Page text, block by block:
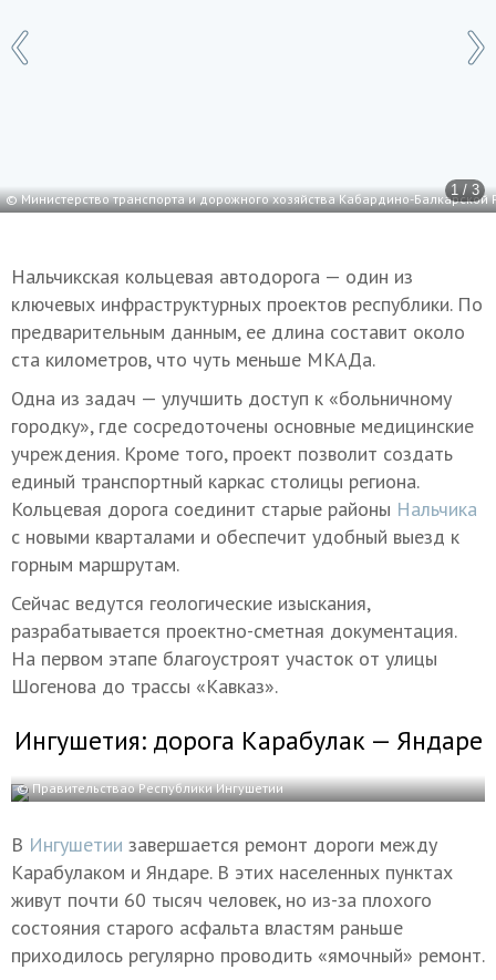
1 / 3
© Министерство транспорта и дорожного хозяйства Кабардино-Балкарской
Нальчикская кольцевая автодорога — один из
ключевых инфраструктурных проектов республики. По
предварительным данным, ее длина составит около
ста километров, что чуть меньше МКАДа.
Одна из задач — улучшить доступ к «больничному
городку», где сосредоточены основные медицинские
учреждения. Кроме того, проект позволит создать
единый транспортный каркас столицы региона.
Кольцевая дорога соединит старые районы Нальчика
с новыми кварталами и обеспечит удобный выезд к
горным маршрутам.
Сейчас ведутся геологические изыскания,
разрабатывается проектно-сметная документация.
На первом этапе благоустроят участок от улицы
Шогенова до трассы «Кавказ».
Ингушетия: дорога Карабулак — Яндаре
© Правительствао Республики Ингушетии
В Ингушетии завершается ремонт дороги между
Карабулаком и Яндаре. В этих населенных пунктах
живут почти 60 тысяч человек, но из-за плохого
состояния старого асфальта властям раньше
приходилось регулярно проводить «ямочный» ремонт.